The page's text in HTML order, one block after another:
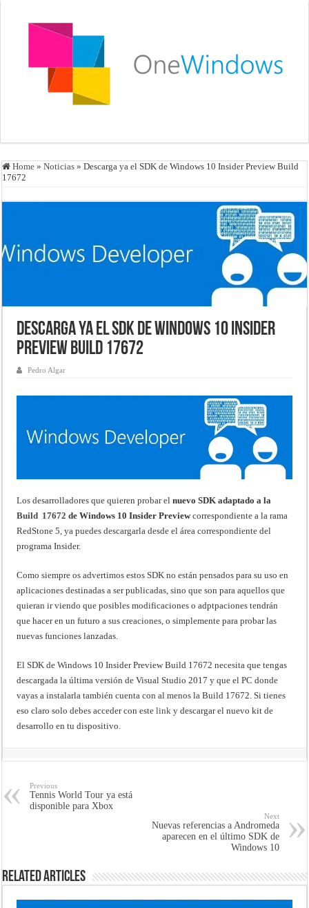
Home » Noticias » Descarga ya el SDK de Windows 10 Insider Preview Build
17672
Descarga ya el SDK de Windows 10 Insider
Preview Build 17672
Pedro Algar
Los desarrolladores que quieren probar elnuevo SDK adaptado a la
Build 17672 de Windows 10 Insider Previewcorrespondiente a la rama
RedStone 5, ya puedes descargarla desde el área correspondiente del
programa Insider.
Como siempre os advertimos estos SDK no están pensados para su uso en
aplicaciones destinadas a ser publicadas, sino que son para aquellos que
quieran ir viendo que posibles modificaciones o adptpaciones tendrán
que hacer en un futuro a sus creaciones, o simplemente para probar las
nuevas funciones lanzadas.
El SDK de Windows 10 Insider Preview Build 17672 necesita que tengas
descargada la última versión de Visual Studio 2017 y que el PC donde
vayas a instalarla también cuenta con al menos la Build 17672. Si tienes
eso claro solo debes acceder con estelink y descargar el nuevo kit de
desarrollo en tu dispositivo.
Previous
Tennis World Tour ya está
disponible para Xbox
Next
Nuevas referencias a Andromeda
aparecen en el último SDK de
Windows 10
Related Articles